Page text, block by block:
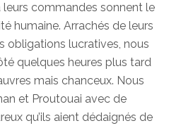
leurs commandes sonnent le
humaine. Arrachés de leurs
obligations lucratives, nous
quelques heures plus tard
mais chanceux. Nous
et Proutouai avec de
qu’ils aient dédaignés de